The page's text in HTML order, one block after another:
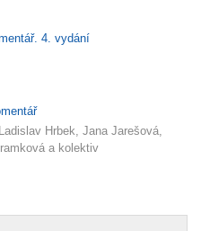
4. vydání
Hrbek, Jana Jarešová,
a kolektiv